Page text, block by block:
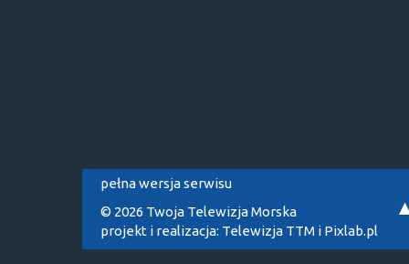
pełna wersja serwisu
© 2026 Twoja Telewizja Morska
projekt i realizacja: Telewizja TTM i Pixlab.pl